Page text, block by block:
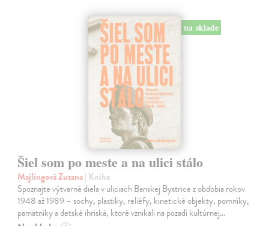
na sklade
Šiel som po meste a na ulici stálo
Majlingová Zuzana| Kniha
Spoznajte výtvarné diela v uliciach Banskej Bystrice z obdobia rokov
1948 až 1989 – sochy, plastiky, reliéfy, kinetické objekty, pomníky,
pamätníky a detské ihriská, ktoré vznikali na pozadí kultúrnej…